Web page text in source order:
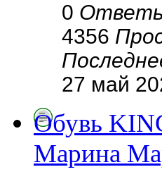
0
4356
27 май
Обувь
Марина